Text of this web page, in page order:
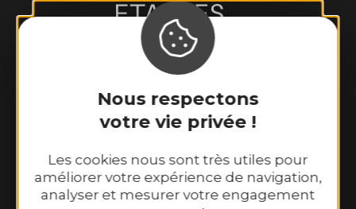
Nous respectons
votre vie privée !
Les cookies nous sont très utiles pour
améliorer votre expérience de navigation,
analyser et mesurer votre engagement
Binic-Etables sur Mer Tourisme
6 place Le Pomellec
Tél. 02 96 73 60 12
Nos horaires d’ouverture :